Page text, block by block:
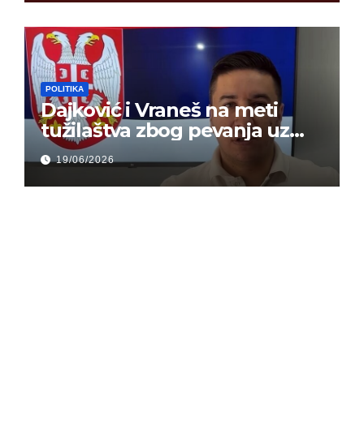
POLITIKA
Dajković i Vraneš na meti
tužilaštva zbog pevanja uz
gusle
19/06/2026